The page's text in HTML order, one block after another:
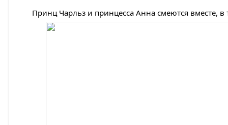
Принц Чарльз и принцесса Анна смеются вместе, в